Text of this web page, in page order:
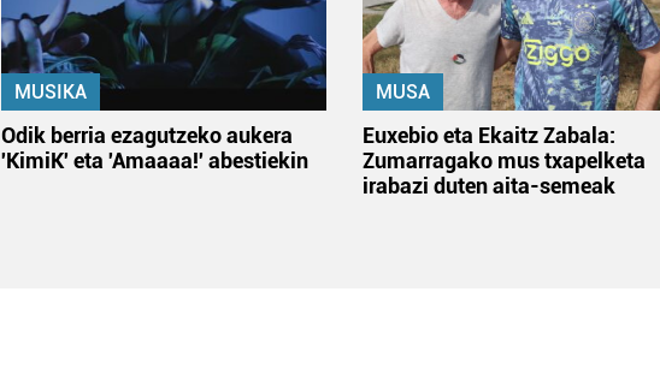
MUSIKA
Odik berria ezagutzeko aukera
'KimiK' eta 'Amaaaa!' abestiekin
MUSA
Euxebio eta Ekaitz Zabala:
Zumarragako mus txapelketa
irabazi duten aita-semeak